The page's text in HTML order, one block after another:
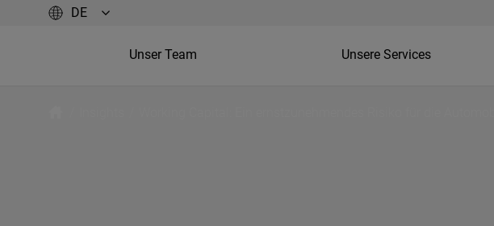
Unser Team Unsere Services